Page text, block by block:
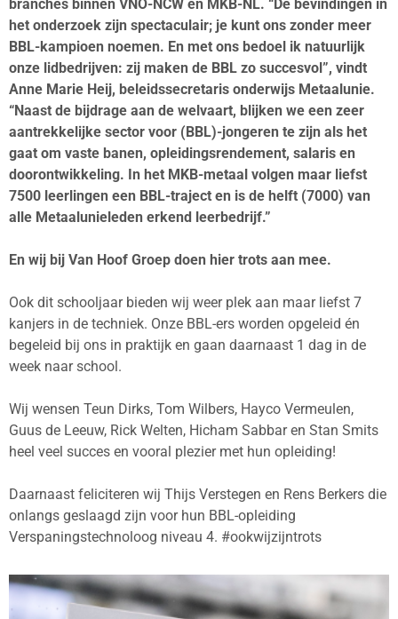
branches binnen VNO-NCW en MKB-NL. “De bevindingen in
het onderzoek zijn spectaculair; je kunt ons zonder meer
BBL-kampioen noemen. En met ons bedoel ik natuurlijk
onze lidbedrijven: zij maken de BBL zo succesvol”, vindt
Anne Marie Heij, beleidssecretaris onderwijs Metaalunie.
“Naast de bijdrage aan de welvaart, blijken we een zeer
aantrekkelijke sector voor (BBL)-jongeren te zijn als het
gaat om vaste banen, opleidingsrendement, salaris en
doorontwikkeling. In het MKB-metaal volgen maar liefst
7500 leerlingen een BBL-traject en is de helft (7000) van
alle Metaalunieleden erkend leerbedrijf.”
En wij bij Van Hoof Groep doen hier trots aan mee.
Ook dit schooljaar bieden wij weer plek aan maar liefst 7
kanjers in de techniek. Onze BBL-ers worden opgeleid én
begeleid bij ons in praktijk en gaan daarnaast 1 dag in de
week naar school.
Wij wensen Teun Dirks, Tom Wilbers, Hayco Vermeulen,
Guus de Leeuw, Rick Welten, Hicham Sabbar en Stan Smits
heel veel succes en vooral plezier met hun opleiding!
Daarnaast feliciteren wij Thijs Verstegen en Rens Berkers die
onlangs geslaagd zijn voor hun BBL-opleiding
Verspaningstechnoloog niveau 4. #ookwijzijntrots